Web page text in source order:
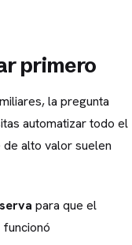
primero
la pregunta
automatizar todo el
alto valor suelen
para que el
funcionó